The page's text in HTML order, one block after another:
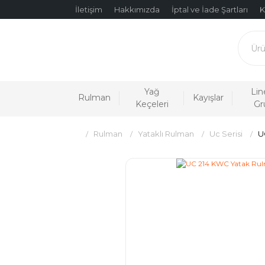
İletişim Hakkımızda İptal ve İade Şartları
Rulman
Yağ
Keçeleri
Kayışlar
Rulman Yataklı Rulman Uc Serisi